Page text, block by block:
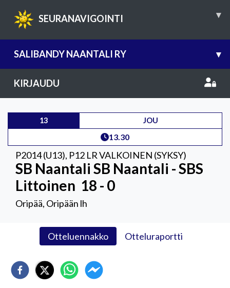
SEURANAVIGOINTI ▾
SALIBANDY NAANTALI RY ▾
KIRJAUDU
13 JOU
13.30
P2014 (U13), P12 LR VALKOINEN (SYKSY)
SB Naantali SB Naantali - SBS
Littoinen 18 - 0
Oripää, Oripään lh
Otteluennakko Otteluraportti